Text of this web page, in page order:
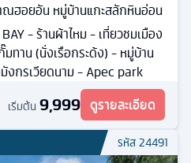
ณฮอยอัน หมู่บ้านแกะสลักหินอ่อน
- ร้านผ้าไหม - เที่ยวชมเมือง
ทาน (นั่งเรือกระด้ง) - หมู่บ้าน
งกรเวียดนาม - Apec park
เริ่มต้น 9,999 ดูรายละเอียด
รหัส24491